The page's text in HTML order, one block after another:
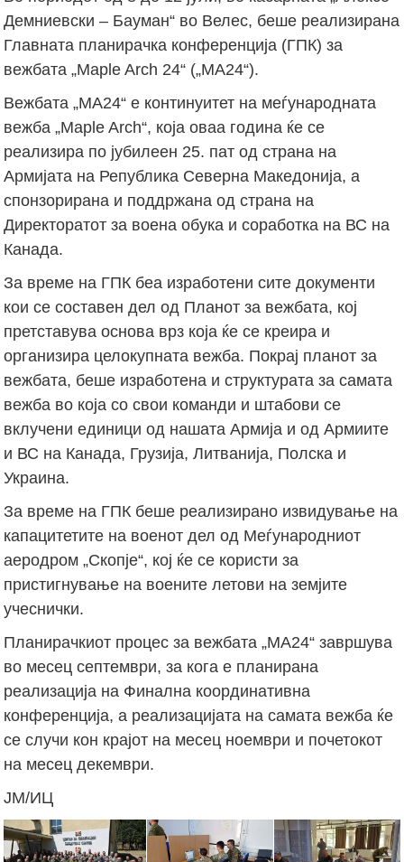
Дeмниевски – Бауман“ во Велес, беше реализирана
Главната планирачка конференција (ГПК) за
вежбата „Maple Arch 24“ („МА24“).
Вежбата „МА24“ е континуитет на меѓународната
вежба „Maple Arch“, која оваа година ќе се
реализира по јубилеен 25. пат од страна на
Армијата на Република Северна Македонија, а
спонзорирана и поддржана од страна на
Директоратот за воена обука и соработка на ВС на
Канада.
За време на ГПК беа изработени сите документи
кои се составен дел од Планот за вежбата, кој
претставува основа врз која ќе се креира и
организира целокупната вежба. Покрај планот за
вежбата, беше изработена и структурата за самата
вежба во која со свои команди и штабови се
вклучени единици од нашата Армија и од Армиите
и ВС на Канада, Грузија, Литванија, Полска и
Украина.
За време на ГПК беше реализирано извидување на
капацитетите на военот дел од Меѓународниот
аеродром „Скопје“, кој ќе се користи за
пристигнување на воените летови на земјите
учеснички.
Планирачкиот процес за вежбата „МА24“ завршува
во месец септември, за кога е планирана
реализација на Финална координативна
конференција, а реализацијата на самата вежба ќе
се случи кон крајот на месец ноември и почетокот
на месец декември.
ЈМ/ИЦ